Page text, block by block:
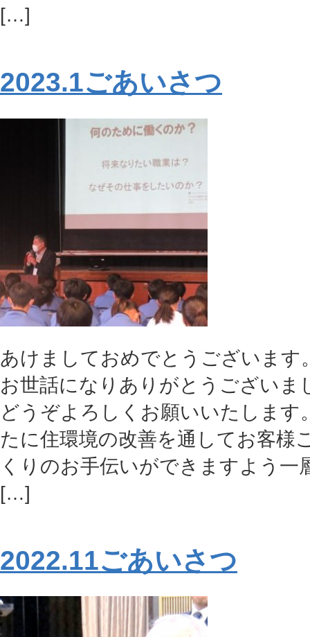
[…]
2023.1ごあいさつ
あけましておめでとうございます
お世話になりありがとうございま
どうぞよろしくお願いいたします
たに住環境の改善を通してお客様
くりのお手伝いができますよう一
[…]
2022.11ごあいさつ